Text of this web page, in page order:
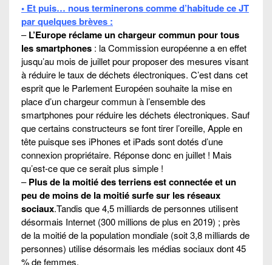
• Et puis… nous terminerons comme d’habitude ce JT
par quelques brèves :
–L’Europe réclame un chargeur commun pour tous
les smartphones : la Commission européenne a en effet
jusqu’au mois de juillet pour proposer des mesures visant
à réduire le taux de déchets électroniques. C’est dans cet
esprit que le Parlement Européen souhaite la mise en
place d’un chargeur commun à l’ensemble des
smartphones pour réduire les déchets électroniques. Sauf
que certains constructeurs se font tirer l’oreille, Apple en
tête puisque ses iPhones et iPads sont dotés d’une
connexion propriétaire. Réponse donc en juillet ! Mais
qu’est-ce que ce serait plus simple !
–Plus de la moitié des terriens est connectée et un
peu de moins de la moitié surfe sur les réseaux
sociaux.Tandis que 4,5 milliards de personnes utilisent
désormais Internet (300 millions de plus en 2019) ; près
de la moitié de la population mondiale (soit 3,8 milliards de
personnes) utilise désormais les médias sociaux dont 45
% de femmes.